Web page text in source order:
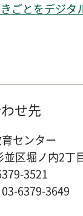
ごとをデジタ
せ先
センター
区堀ノ内2丁
3521
6379-3649